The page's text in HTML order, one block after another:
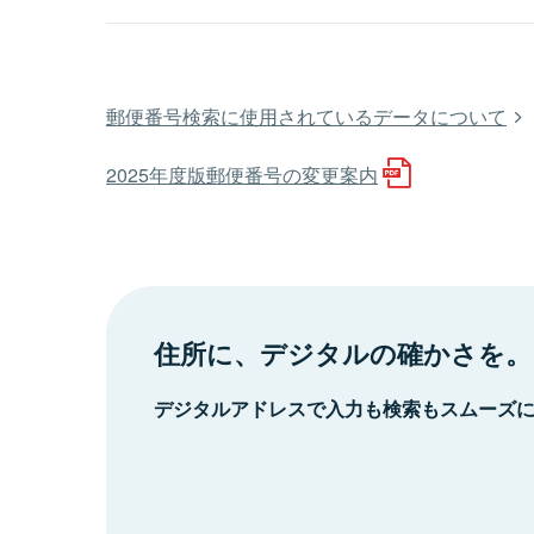
郵便番号検索に使用されているデータについて
2025年度版郵便番号の変更案内
住所に、デジタルの確かさを。
デジタルアドレスで入力も検索もスムーズ